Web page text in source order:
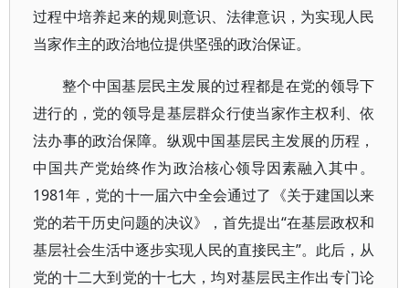
过程中培养起来的规则意识、法律意识，为实现人民
当家作主的政治地位提供坚强的政治保证。
整个中国基层民主发展的过程都是在党的领导下
进行的，党的领导是基层群众行使当家作主权利、依
法办事的政治保障。纵观中国基层民主发展的历程，
中国共产党始终作为政治核心领导因素融入其中。
1981年，党的十一届六中全会通过了《关于建国以来
党的若干历史问题的决议》，首先提出“在基层政权和
基层社会生活中逐步实现人民的直接民主”。此后，从
党的十二大到党的十七大，均对基层民主作出专门论